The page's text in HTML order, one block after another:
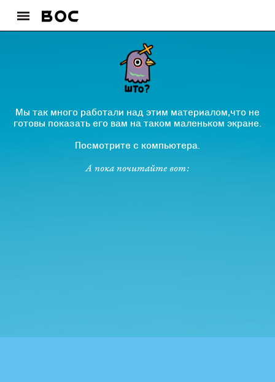
Мы так много работали над этим материалом,что не
готовы показать его вам на таком маленьком экране.
Посмотрите с компьютера.
А пока почитайте вот: